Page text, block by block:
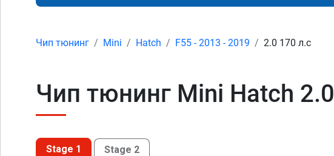
Чип тюнинг Mini Hatch F55 - 2013 - 2019 2.0 170 л.с
Чип тюнинг Mini Hatch
Stage 1 Stage 2